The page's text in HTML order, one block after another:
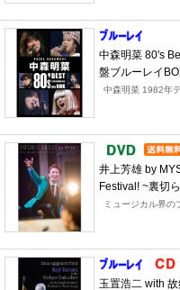
中森明菜 80's
盤ブルーレイ
中森明菜 1982年
井上芳雄 by
Festival! ~裏切
ミュージカル界の
玉置浩二 with